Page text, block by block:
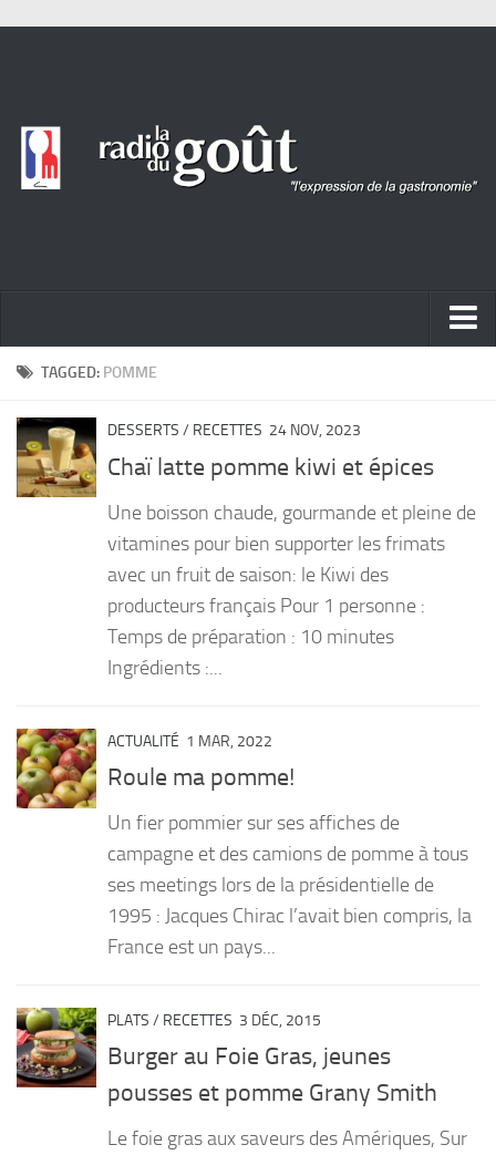
ACTUALITÉ
PORTRAITS
LIVRES
TAGGED: POMME
DESSERTS / RECETTES 24 NOV, 2023
Chaï latte pomme kiwi et épices
Une boisson chaude, gourmande et pleine de
vitamines pour bien supporter les frimats
avec un fruit de saison: le Kiwi des
producteurs français Pour 1 personne :
Temps de préparation : 10 minutes
Ingrédients :...
ACTUALITÉ 1 MAR, 2022
Roule ma pomme!
Un fier pommier sur ses affiches de
campagne et des camions de pomme à tous
ses meetings lors de la présidentielle de
1995 : Jacques Chirac l’avait bien compris, la
France est un pays...
PLATS / RECETTES 3 DÉC, 2015
Burger au Foie Gras, jeunes
pousses et pomme Grany Smith
Le foie gras aux saveurs des Amériques, Sur